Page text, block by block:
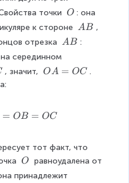
A
0
°
точки \
\
O
O : она
к стороне \
\
AB ,
отрезка \
B
AB :
серединном
, значит, O
C
OA = OC .
= OB = OC
тот факт, что
\
\
O равноудалена от
принадлежит